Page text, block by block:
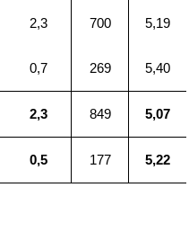
2,3 700 5,19
0,7 269 5,40
2,3 849 5,07
0,5 177 5,22